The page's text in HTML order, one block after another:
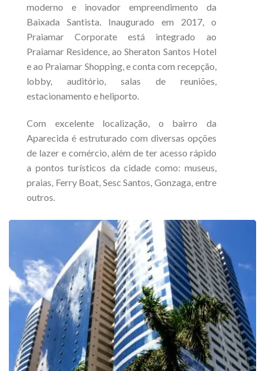
moderno e inovador empreendimento da
Baixada Santista. Inaugurado em 2017, o
Praiamar Corporate está integrado ao
Praiamar Residence, ao Sheraton Santos Hotel
e ao Praiamar Shopping, e conta com recepção,
lobby, auditório, salas de reuniões,
estacionamento e heliporto.
Com excelente localização, o bairro da
Aparecida é estruturado com diversas opções
de lazer e comércio, além de ter acesso rápido
a pontos turísticos da cidade como: museus,
praias, Ferry Boat, Sesc Santos, Gonzaga, entre
outros.